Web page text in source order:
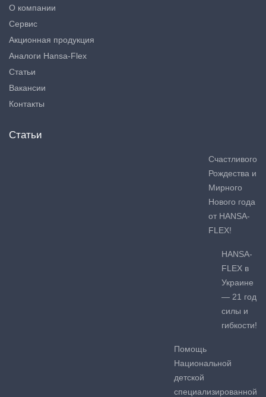
О компании
Сервис
Акционная продукция
Аналоги Hansa-Flex
Статьи
Вакансии
Контакты
Статьи
Счастливого
Рождества и
Мирного
Нового года
от HANSA-
FLEX!
HANSA-
FLEX в
Украине
— 21 год
силы и
гибкости!
Помощь
Национальной
детской
специализированной